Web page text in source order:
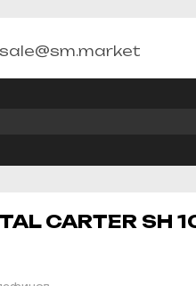
sale@sm.market
CARTER SH